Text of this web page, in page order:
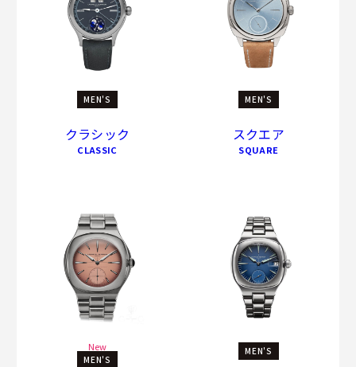
MEN'S
クラシック
CLASSIC
MEN'S
スクエア
SQUARE
New
MEN'S
MEN'S